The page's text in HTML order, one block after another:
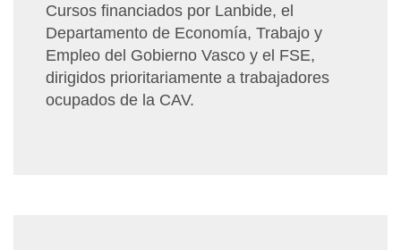
Cursos financiados por Lanbide, el
Departamento de Economía, Trabajo y
Empleo del Gobierno Vasco y el FSE,
dirigidos prioritariamente a trabajadores
ocupados de la CAV.